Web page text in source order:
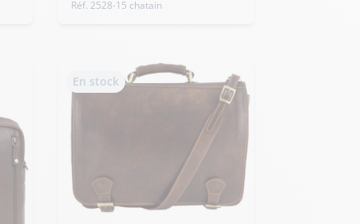
Réf. 2528-15 chatain
En stock